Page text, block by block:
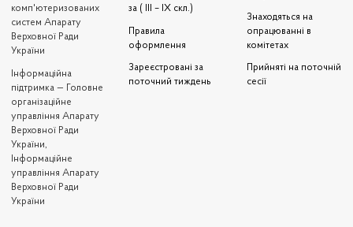
комп'ютеризованих
систем Апарату
Верховної Ради
України
Iнформаційна
підтримка — Головне
організаційне
управління Апарату
Верховної Ради
України,
Інформаційне
управління Апарату
Верховної Ради
України
за ( III – IX скл.)
Правила
оформлення
Зареєстровані за
поточний тиждень
Знаходяться на
опрацюванні в
комітетах
Прийняті на поточній
сесії